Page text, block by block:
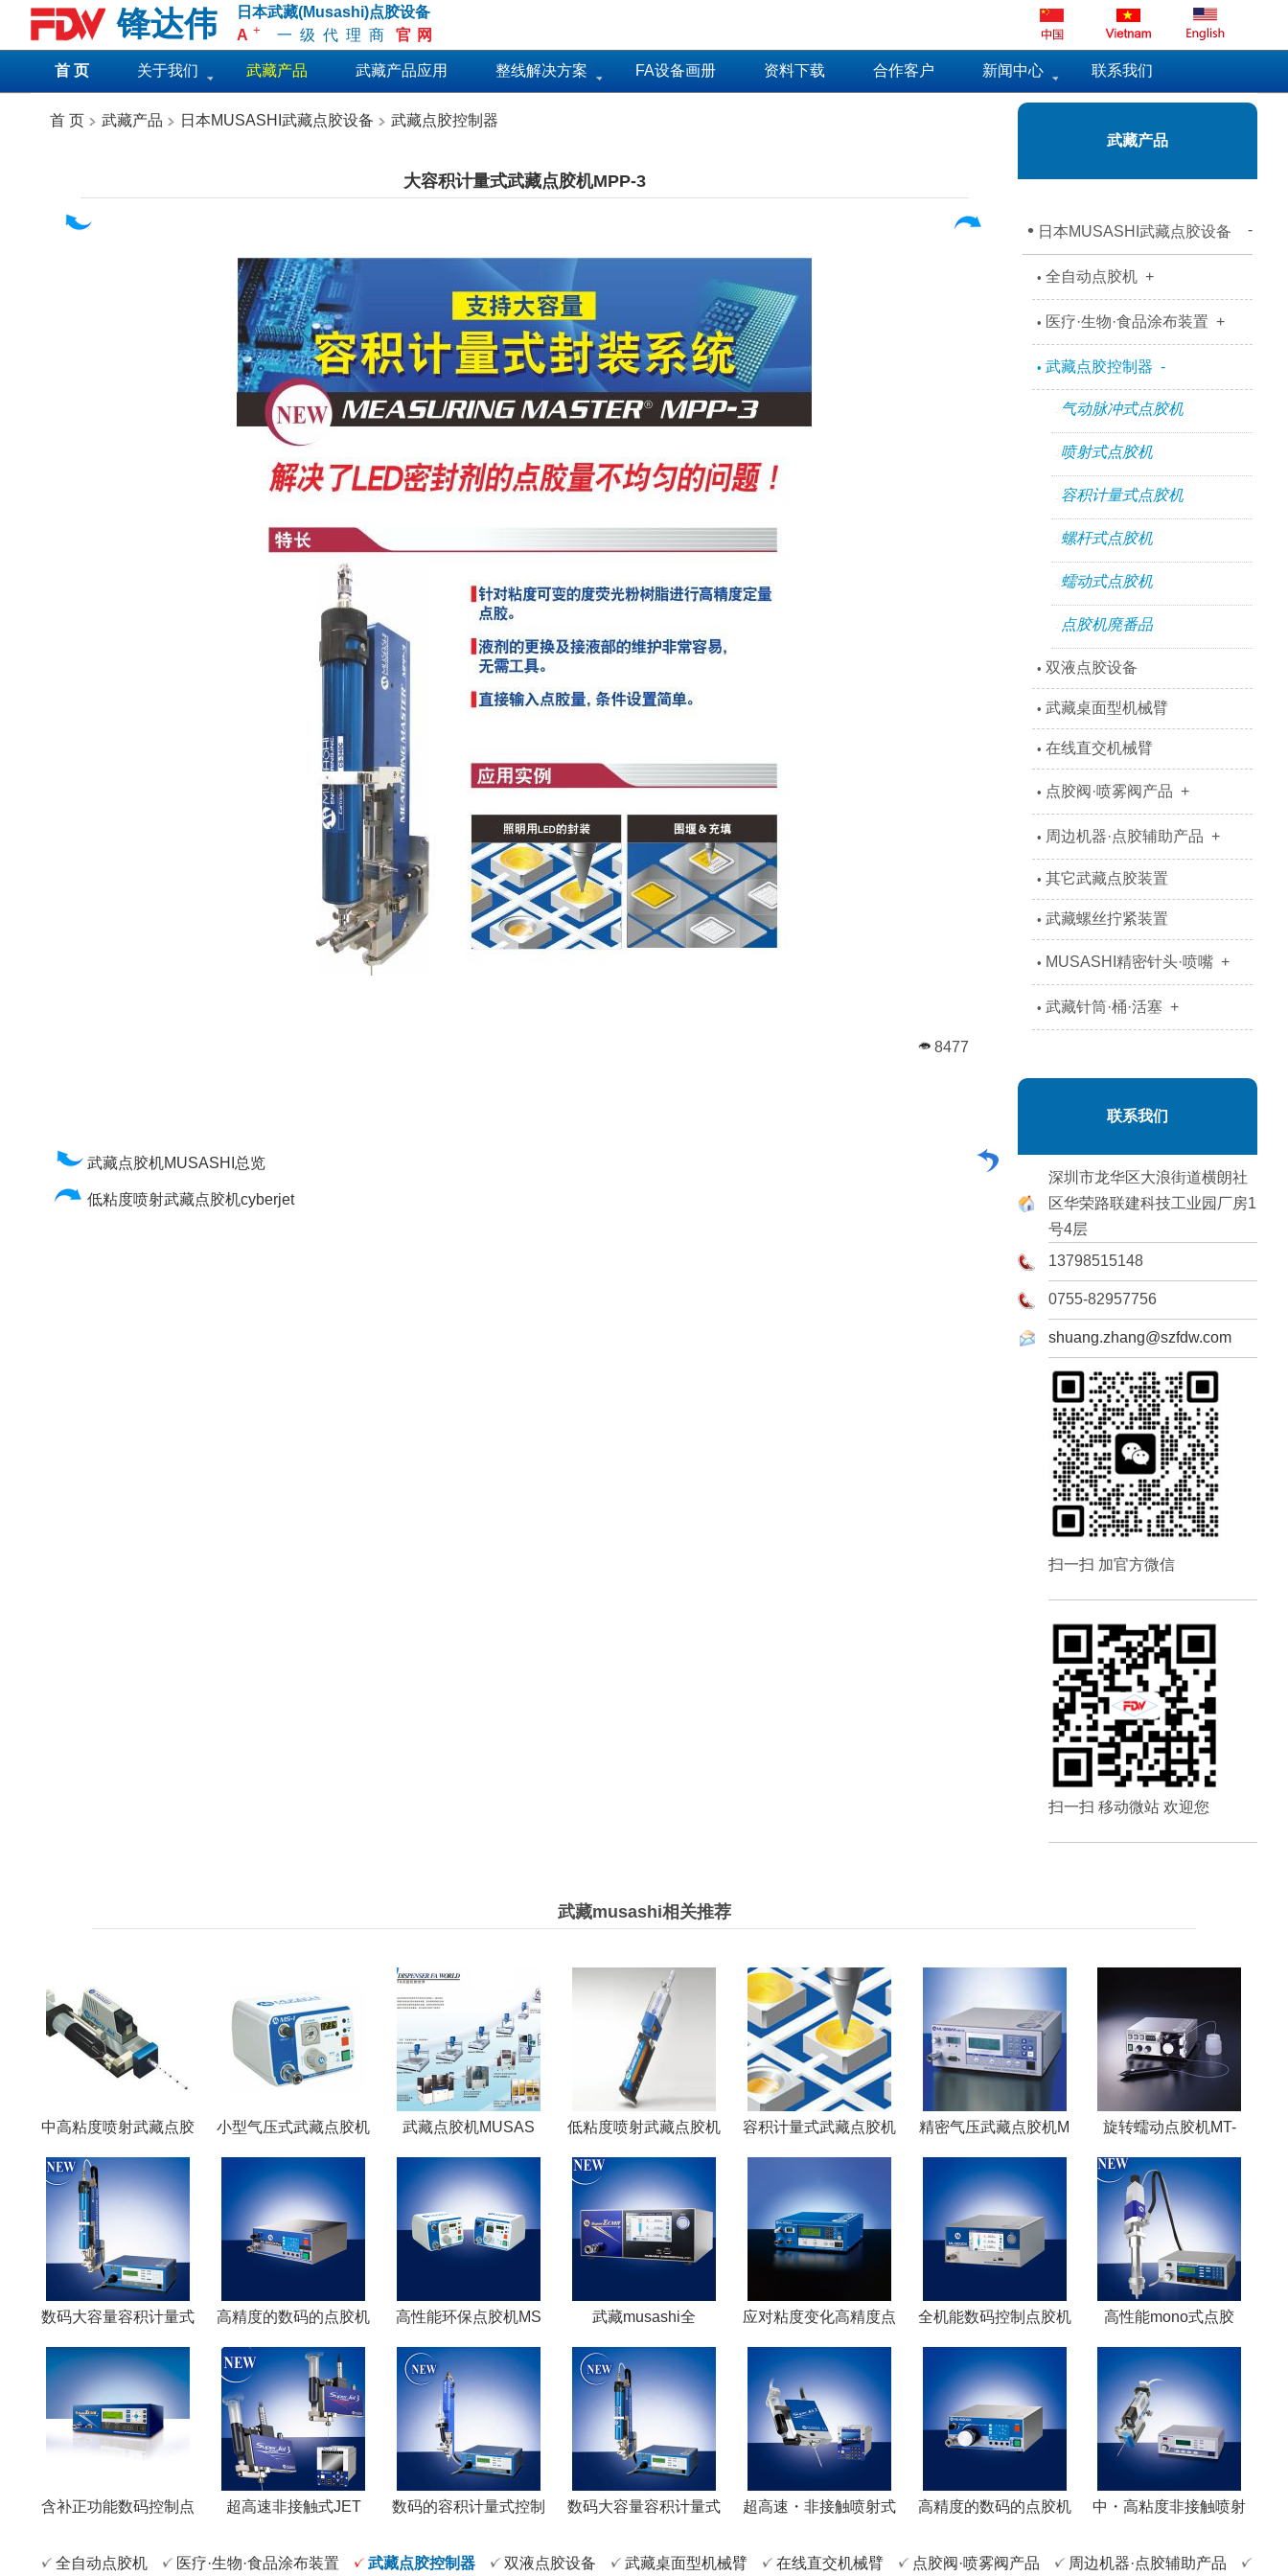
锋达伟
日本武藏(Musashi)点胶设备
A + 一级代理商 官网
首 页 关于我们 武藏产品 武藏产品应用 整线解决方案 FA设备画册 资料下载 合作客户 新闻中心 联系我们
首 页 武藏产品 日本MUSASHI武藏点胶设备 武藏点胶控制器
大容积计量式武藏点胶机MPP-3
8477
武藏点胶机MUSASHI总览
低粘度喷射武藏点胶机cyberjet
武藏产品
• 日本MUSASHI武藏点胶设备 -
• 全自动点胶机 +
• 医疗·生物·食品涂布装置 +
• 武藏点胶控制器 -
° 气动脉冲式点胶机
° 喷射式点胶机
° 容积计量式点胶机
° 螺杆式点胶机
° 蠕动式点胶机
° 点胶机廃番品
• 双液点胶设备
• 武藏桌面型机械臂
• 在线直交机械臂
• 点胶阀·喷雾阀产品 +
• 周边机器·点胶辅助产品 +
• 其它武藏点胶装置
• 武藏螺丝拧紧装置
• MUSASHI精密针头·喷嘴 +
• 武藏针筒·桶·活塞 +
联系我们
深圳市龙华区大浪街道横朗社
区华荣路联建科技工业园厂房1
号4层
13798515148
0755-82957756
shuang.zhang@szfdw.com
扫一扫 加官方微信
扫一扫 移动微站 欢迎您
武藏musashi相关推荐
中高粘度喷射武藏点胶 小型气压式武藏点胶机 武藏点胶机MUSAS 低粘度喷射武藏点胶机 容积计量式武藏点胶机 精密气压武藏点胶机M 旋转蠕动点胶机MT-
数码大容量容积计量式 高精度的数码的点胶机 高性能环保点胶机MS 武藏musashi全 应对粘度变化高精度点 全机能数码控制点胶机 高性能mono式点胶
含补正功能数码控制点 超高速非接触式JET 数码的容积计量式控制 数码大容量容积计量式 超高速・非接触喷射式 高精度的数码的点胶机 中・高粘度非接触喷射
全自动点胶机 医疗·生物·食品涂布装置 武藏点胶控制器 双液点胶设备 武藏桌面型机械臂 在线直交机械臂 点胶阀·喷雾阀产品 周边机器·点胶辅助产品